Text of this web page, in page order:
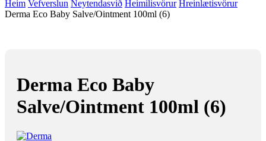
Heim Vefverslun Neytendasvið Heimilisvörur Hreinlætisvörur
Derma Eco Baby Salve/Ointment 100ml (6)
Derma Eco Baby
Salve/Ointment 100ml (6)